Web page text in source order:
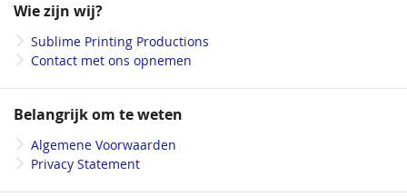
nieuwsbrief
Wie zijn wij?
Sublime Printing Productions
Contact met ons opnemen
Belangrijk om te weten
Algemene Voorwaarden
Privacy Statement